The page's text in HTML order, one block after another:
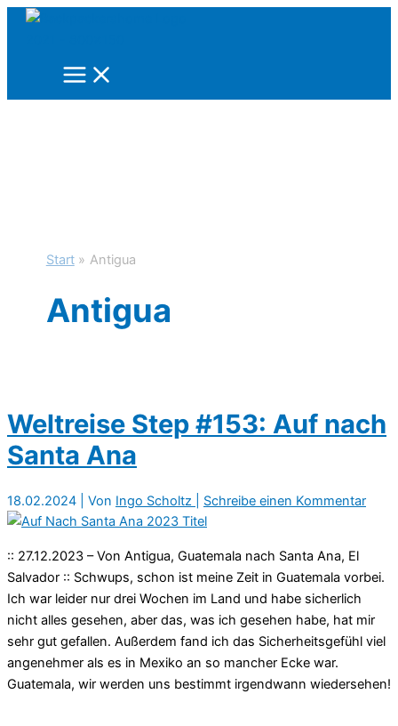
Zum
Start Antigua
Antigua
Weltreise Step #153: Auf nach
Santa Ana
18.02.2024 | Von Ingo Scholtz Schreibe einen Kommentar
:: 27.12.2023 – Von Antigua, Guatemala nach Santa Ana, El
Salvador :: Schwups, schon ist meine Zeit in Guatemala vorbei.
Ich war leider nur drei Wochen im Land und habe sicherlich
nicht alles gesehen, aber das, was ich gesehen habe, hat mir
sehr gut gefallen. Außerdem fand ich das Sicherheitsgefühl viel
angenehmer als es in Mexiko an so mancher Ecke war.
Guatemala, wir werden uns bestimmt irgendwann wiedersehen!